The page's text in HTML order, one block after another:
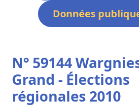
Données
N° 59144
Grand - Élections
régionales 2010